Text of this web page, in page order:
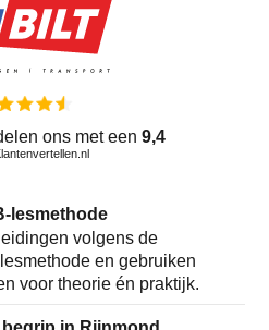
ons met een 9,4
lesmethode
volgens de
en gebruiken
voor theorie én praktijk.